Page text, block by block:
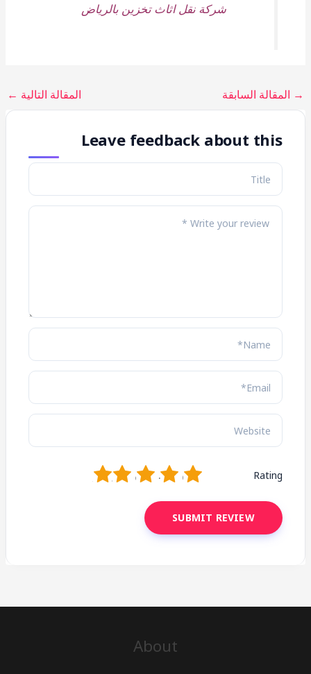
شركة نقل اثاث تخزين بالرياض
→ المقالة السابقة المقالة التالية ←
Leave feedback about this
Rating
5
4
3
2
About